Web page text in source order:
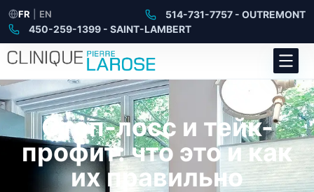
FR EN
514-731-7757 - OUTREMONT
450-259-1399 - SAINT-LAMBERT
Стоп-лосс и тейк-
профит: что это и как
их правильно